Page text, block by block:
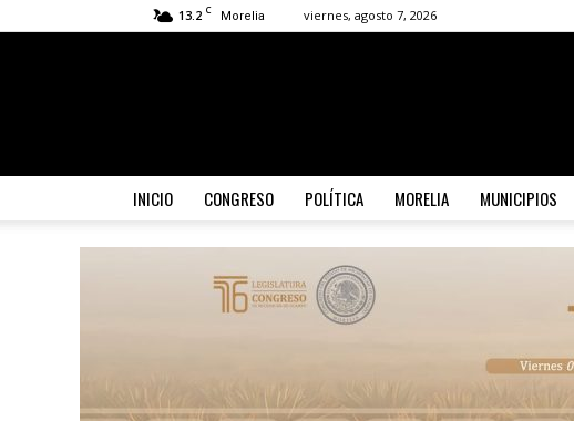
13.2 C Morelia viernes, agosto 7, 2026
INICIO CONGRESO POLÍTICA MORELIA MUNICIPIOS